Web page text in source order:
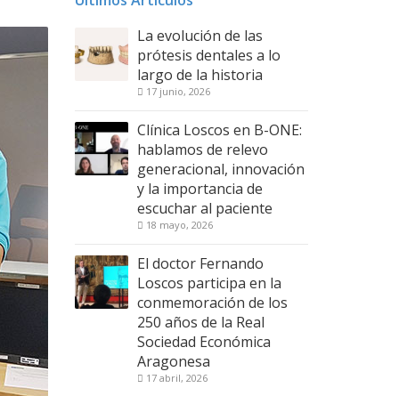
La evolución de las
prótesis dentales a lo
largo de la historia
17 junio, 2026
Clínica Loscos en B-ONE:
hablamos de relevo
generacional, innovación
y la importancia de
escuchar al paciente
18 mayo, 2026
El doctor Fernando
Loscos participa en la
conmemoración de los
250 años de la Real
Sociedad Económica
Aragonesa
17 abril, 2026